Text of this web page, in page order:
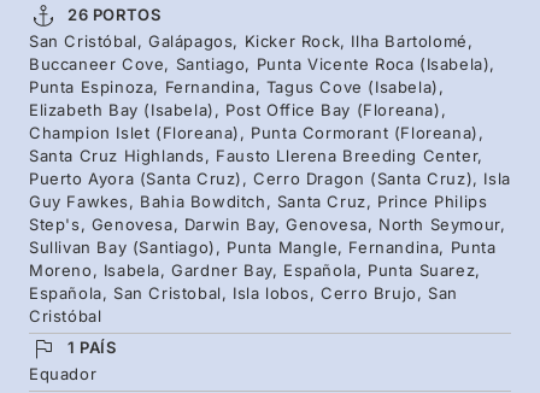
exploração garantem tempo para conhecer as
ilhas mais a fundo, viajando para os extremos
ao oeste e para as ilhas de aves marinhas ao
norte. Complemente a sua viagem com o gêiser
marinho ativo de Española e as praias de
leões-marinhos da Isla Lobos.
26 PORTOS
San Cristóbal, Galápagos, Kicker Rock, Ilha Bartolomé,
Buccaneer Cove, Santiago, Punta Vicente Roca (Isabela),
Punta Espinoza, Fernandina, Tagus Cove (Isabela),
Elizabeth Bay (Isabela), Post Office Bay (Floreana),
Champion Islet (Floreana), Punta Cormorant (Floreana),
Santa Cruz Highlands, Fausto Llerena Breeding Center,
Puerto Ayora (Santa Cruz), Cerro Dragon (Santa Cruz), Isla
Guy Fawkes, Bahia Bowditch, Santa Cruz, Prince Philips
Step's, Genovesa, Darwin Bay, Genovesa, North Seymour,
Sullivan Bay (Santiago), Punta Mangle, Fernandina, Punta
Moreno, Isabela, Gardner Bay, Española, Punta Suarez,
Española, San Cristobal, Isla lobos, Cerro Brujo, San
Cristóbal
1 PAÍS
Equador